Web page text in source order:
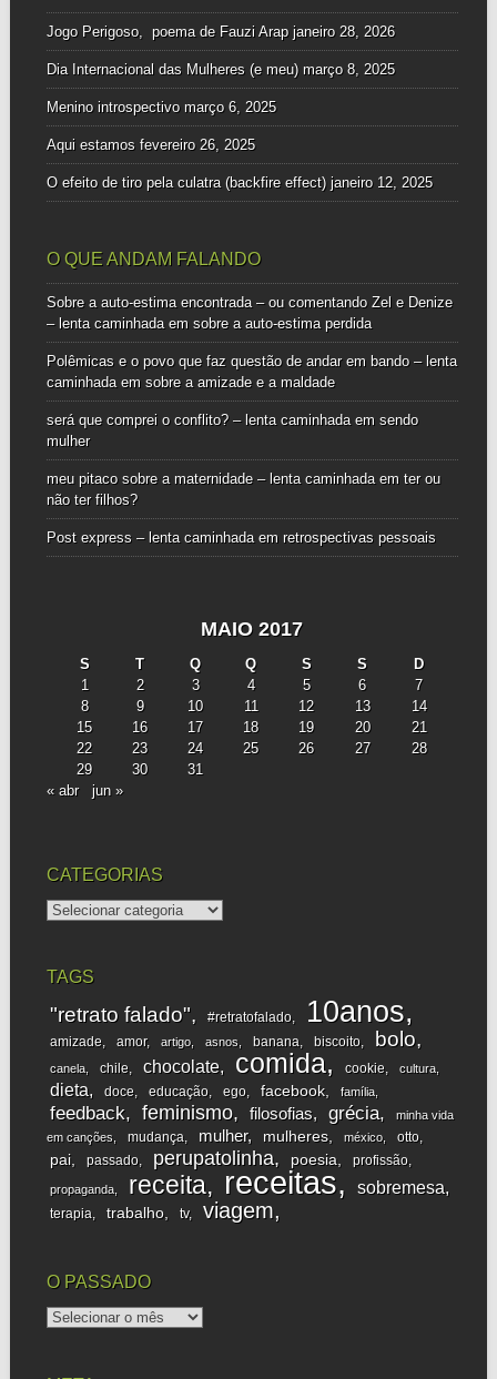
Jogo Perigoso, poema de Fauzi Arap janeiro 28, 2026
Dia Internacional das Mulheres (e meu) março 8, 2025
Menino introspectivo março 6, 2025
Aqui estamos fevereiro 26, 2025
O efeito de tiro pela culatra (backfire effect) janeiro 12, 2025
O QUE ANDAM FALANDO
Sobre a auto-estima encontrada – ou comentando Zel e Denize
– lenta caminhadaem sobre a auto-estima perdida
Polêmicas e o povo que faz questão de andar em bando – lenta
caminhadaem sobre a amizade e a maldade
será que comprei o conflito? – lenta caminhadaem sendo
mulher
meu pitaco sobre a maternidade – lenta caminhadaem ter ou
não ter filhos?
Post express – lenta caminhadaem retrospectivas pessoais
MAIO 2017
S T Q Q S S
D
1
2 3 4 5 6
7
8
9 10 11 12 13
14
15
16 17 18 19 20
21
22
23 24 25 26 27
28
29
30
31
« abr
jun »
CATEGORIAS
categorias
TAGS
"retrato falado" #retratofalado 10anos
amizade amor artigo asnos banana biscoito bolo
canela chile chocolate comida cookie cultura
dieta doce educação ego facebook família
feedback feminismo filosofias grécia
minha vida
em canções
mudança mulher mulheres méxico otto
pai passado perupatolinha poesia profissão
propaganda receita receitas sobremesa
terapia trabalho tv viagem
O PASSADO